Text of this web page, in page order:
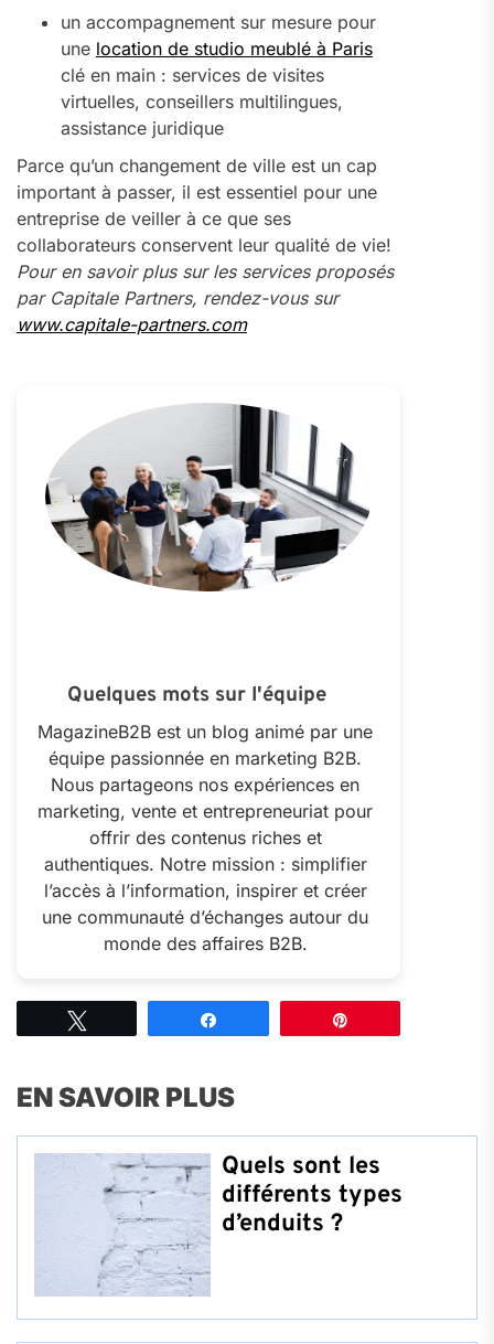
un accompagnement sur mesure pour
une location de studio meublé à Paris
clé en main : services de visites
virtuelles, conseillers multilingues,
assistance juridique
Parce qu’un changement de ville est un cap
important à passer, il est essentiel pour une
entreprise de veiller à ce que ses
collaborateurs conservent leur qualité de vie!
Pour en savoir plus sur les services proposés
par Capitale Partners, rendez-vous sur
www.capitale-partners.com
Quelques mots sur l'équipe
MagazineB2B est un blog animé par une
équipe passionnée en marketing B2B.
Nous partageons nos expériences en
marketing, vente et entrepreneuriat pour
offrir des contenus riches et
authentiques. Notre mission : simplifier
l’accès à l’information, inspirer et créer
une communauté d’échanges autour du
monde des affaires B2B.
EN SAVOIR PLUS
Quels sont les
différents types
d’enduits ?